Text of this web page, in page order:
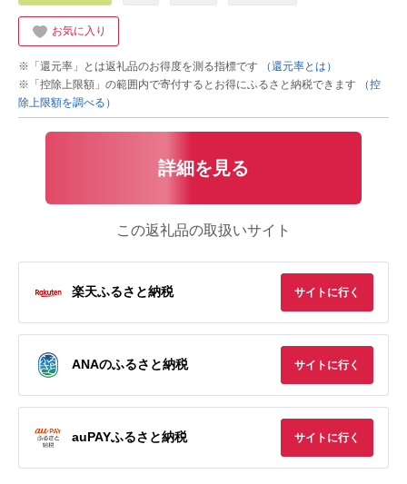
お気に入り
※「還元率」とは返礼品のお得度を測る指標です
（還元率とは）
※「控除上限額」の範囲内で寄付するとお得にふるさと納税できます
（控
除上限額を調べる）
詳細を見る
この返礼品の取扱いサイト
楽天ふるさと納税 サイトに行く
ANAのふるさと納税 サイトに行く
auPAYふるさと納税 サイトに行く